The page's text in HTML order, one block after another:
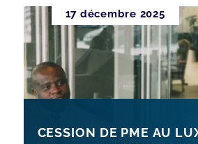
CESSION DE PME AU
17 décembre 2025